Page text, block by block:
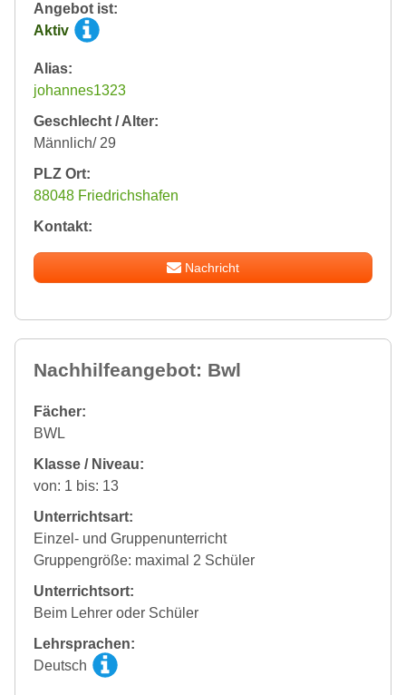
Angebot ist:
Aktiv
Alias:
johannes1323
Geschlecht / Alter:
Männlich/ 29
PLZ Ort:
88048 Friedrichshafen
Kontakt:
Nachricht
Nachhilfeangebot: Bwl
Fächer:
BWL
Klasse / Niveau:
von: 1 bis: 13
Unterrichtsart:
Einzel- und Gruppenunterricht
Gruppengröße: maximal 2 Schüler
Unterrichtsort:
Beim Lehrer oder Schüler
Lehrsprachen:
Deutsch